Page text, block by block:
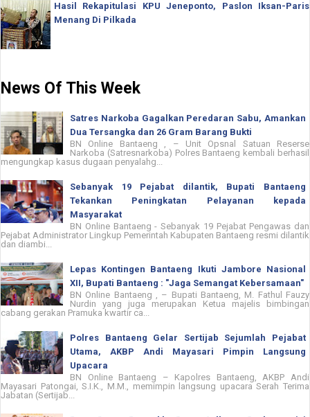
Hasil Rekapitulasi KPU Jeneponto, Paslon Iksan-Paris
Menang Di Pilkada
News Of This Week
Satres Narkoba Gagalkan Peredaran Sabu, Amankan
Dua Tersangka dan 26 Gram Barang Bukti
BN Online Bantaeng , – Unit Opsnal Satuan Reserse
Narkoba (Satresnarkoba) Polres Bantaeng kembali berhasil
mengungkap kasus dugaan penyalahg...
Sebanyak 19 Pejabat dilantik, Bupati Bantaeng
Tekankan Peningkatan Pelayanan kepada
Masyarakat
BN Online Bantaeng - Sebanyak 19 Pejabat Pengawas dan
Pejabat Administrator Lingkup Pemerintah Kabupaten Bantaeng resmi dilantik
dan diambi...
Lepas Kontingen Bantaeng Ikuti Jambore Nasional
XII, Bupati Bantaeng : "Jaga Semangat Kebersamaan"
BN Online Bantaeng , – Bupati Bantaeng, M. Fathul Fauzy
Nurdin yang juga merupakan Ketua majelis bimbingan
cabang gerakan Pramuka kwartir ca...
Polres Bantaeng Gelar Sertijab Sejumlah Pejabat
Utama, AKBP Andi Mayasari Pimpin Langsung
Upacara
BN Online Bantaeng – Kapolres Bantaeng, AKBP Andi
Mayasari Patongai, S.I.K., M.M., memimpin langsung upacara Serah Terima
Jabatan (Sertijab...